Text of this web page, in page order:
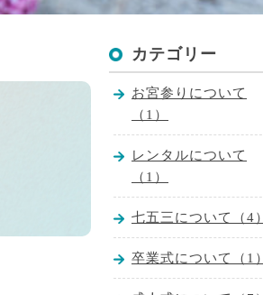
カテゴリー
お宮参りについて
（1）
レンタルについて
（1）
七五三について（4）
卒業式について（1）